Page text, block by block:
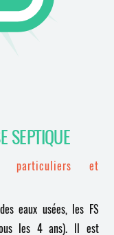
SEPTIQUE
particuliers et
eaux usées, les FS
les 4 ans). Il est